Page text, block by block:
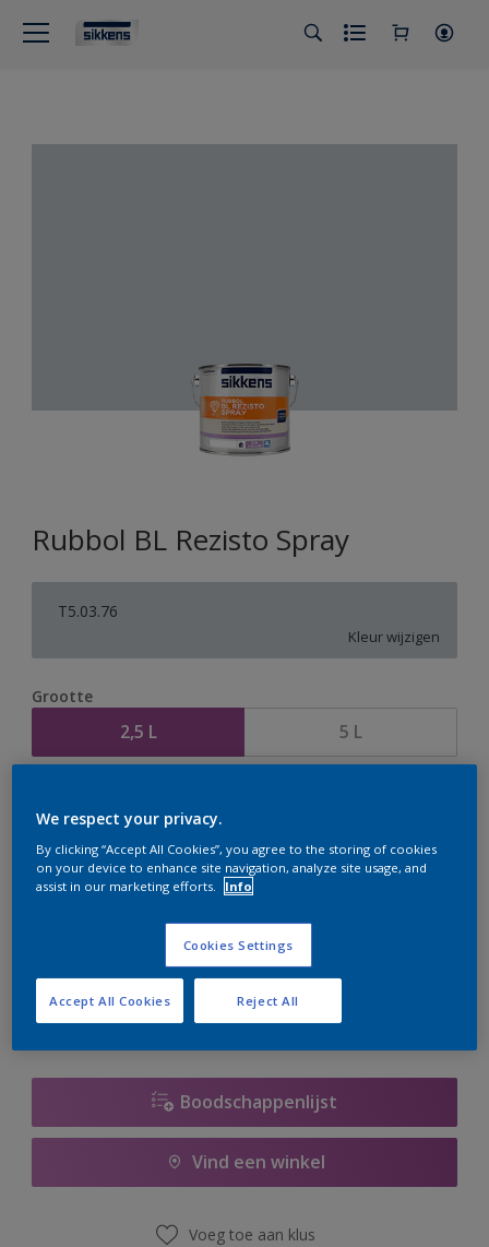
Rubbol BL Rezisto Spray
T5.03.76
Kleur wijzigen
Grootte
2,5 L 5 L
te bestellen. Houd de website in de gaten, we werken
er hard aan om de voorraad aan te vullen.
Boodschappenlijst
Vind een winkel
Voeg toe aan klus
We respect your privacy.
By clicking “Accept All Cookies”, you agree to the storing of cookies
on your device to enhance site navigation, analyze site usage, and
assist in our marketing efforts.
Info
Cookies Settings
Reject All
Accept All Cookies